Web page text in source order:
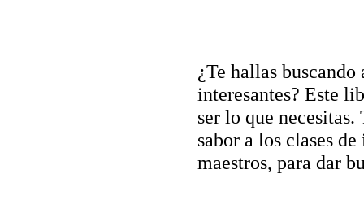
¿Te hallas
interesantes? Este
ser lo que
sabor a los clases
maestros, para dar